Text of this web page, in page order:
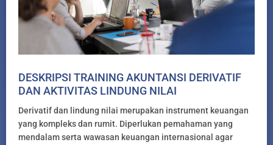
DESKRIPSI TRAINING AKUNTANSI DERIVATIF
DAN AKTIVITAS LINDUNG NILAI
Derivatif dan lindung nilai merupakan instrument keuangan
yang kompleks dan rumit. Diperlukan pemahaman yang
mendalam serta wawasan keuangan internasional agar